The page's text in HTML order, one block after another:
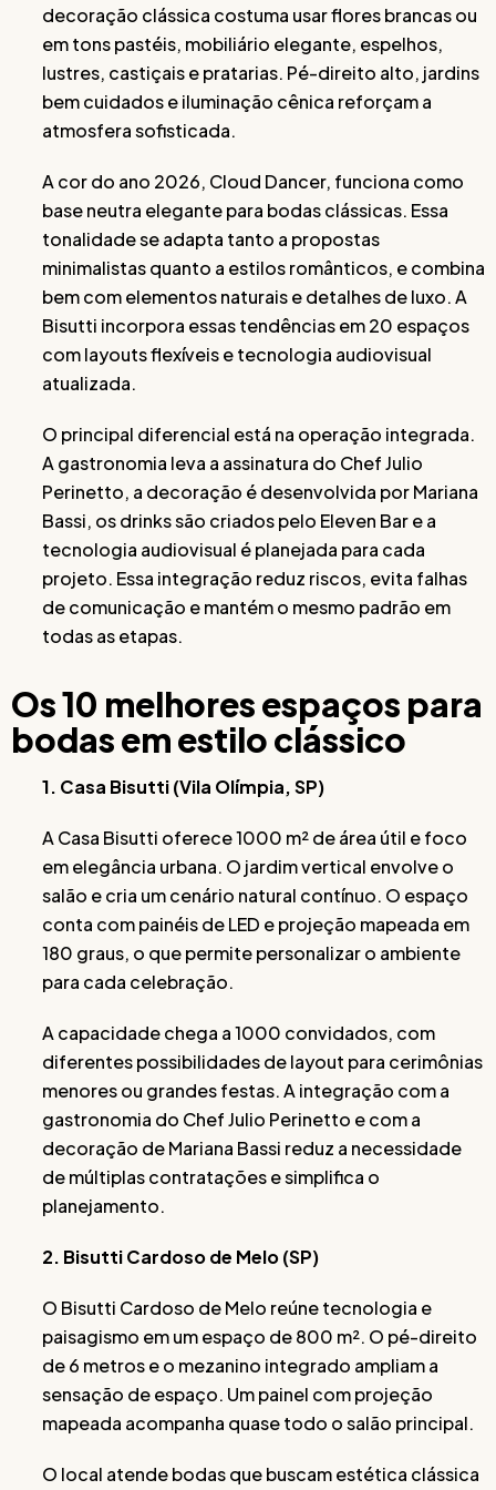
decoração clássica costuma usar flores brancas ou
em tons pastéis, mobiliário elegante, espelhos,
lustres, castiçais e pratarias. Pé-direito alto, jardins
bem cuidados e iluminação cênica reforçam a
atmosfera sofisticada.
A cor do ano 2026, Cloud Dancer, funciona como
base neutra elegante para bodas clássicas. Essa
tonalidade se adapta tanto a propostas
minimalistas quanto a estilos românticos, e combina
bem com elementos naturais e detalhes de luxo. A
Bisutti incorpora essas tendências em 20 espaços
com layouts flexíveis e tecnologia audiovisual
atualizada.
O principal diferencial está na operação integrada.
A gastronomia leva a assinatura do Chef Julio
Perinetto, a decoração é desenvolvida por Mariana
Bassi, os drinks são criados pelo Eleven Bar e a
tecnologia audiovisual é planejada para cada
projeto. Essa integração reduz riscos, evita falhas
de comunicação e mantém o mesmo padrão em
todas as etapas.
Os 10 melhores espaços para
bodas em estilo clássico
1. Casa Bisutti (Vila Olímpia, SP)
A Casa Bisutti oferece 1000 m² de área útil e foco
em elegância urbana. O jardim vertical envolve o
salão e cria um cenário natural contínuo. O espaço
conta com painéis de LED e projeção mapeada em
180 graus, o que permite personalizar o ambiente
para cada celebração.
A capacidade chega a 1000 convidados, com
diferentes possibilidades de layout para cerimônias
menores ou grandes festas. A integração com a
gastronomia do Chef Julio Perinetto e com a
decoração de Mariana Bassi reduz a necessidade
de múltiplas contratações e simplifica o
planejamento.
2. Bisutti Cardoso de Melo (SP)
O Bisutti Cardoso de Melo reúne tecnologia e
paisagismo em um espaço de 800 m². O pé-direito
de 6 metros e o mezanino integrado ampliam a
sensação de espaço. Um painel com projeção
mapeada acompanha quase todo o salão principal.
O local atende bodas que buscam estética clássica